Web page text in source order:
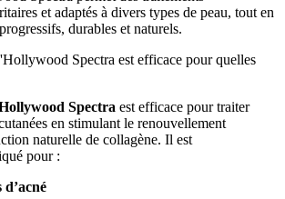
et adaptés à divers types de peau, tout en
durables et naturels.
Spectra est efficace pour quelles
Spectra est efficace pour traiter
en stimulant le renouvellement
naturelle de collagène. Il est
pour :
d’acné